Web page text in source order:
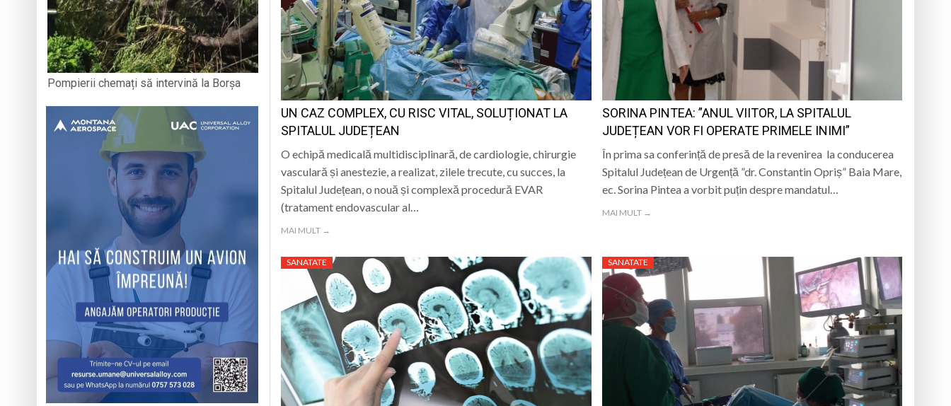
UN CAZ COMPLEX, CU RISC VITAL, SOLUȚIONAT LA
SPITALUL JUDEȚEAN
O echipă medicală multidisciplinară, de cardiologie, chirurgie
vasculară și anestezie, a realizat, zilele trecute, cu succes, la
Spitalul Județean, o nouă și complexă procedură EVAR
(tratament endovascular al…
MAI MULT →
SORINA PINTEA: ”ANUL VIITOR, LA SPITALUL
JUDEȚEAN VOR FI OPERATE PRIMELE INIMI”
În prima sa conferință de presă de la revenirea la conducerea
Spitalul Județean de Urgență ”dr. Constantin Opriș” Baia Mare,
ec. Sorina Pintea a vorbit puțin despre mandatul…
MAI MULT →
SANATATE SANATATE
Pompierii chemați să intervină la Borșa